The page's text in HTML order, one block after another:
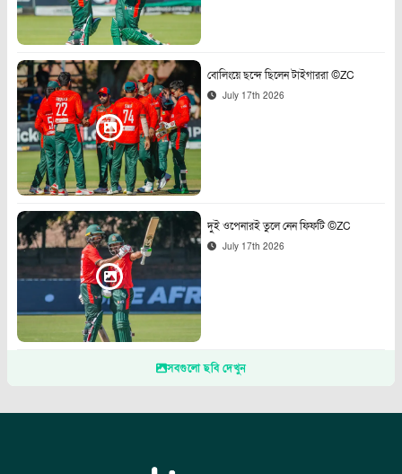
বোলিংয়ে ছন্দে ছিলেন টাইগাররা ©ZC
July 17th 2026
দুই ওপেনারই তুলে নেন ফিফটি ©ZC
July 17th 2026
সবগুলো ছবি দেখুন